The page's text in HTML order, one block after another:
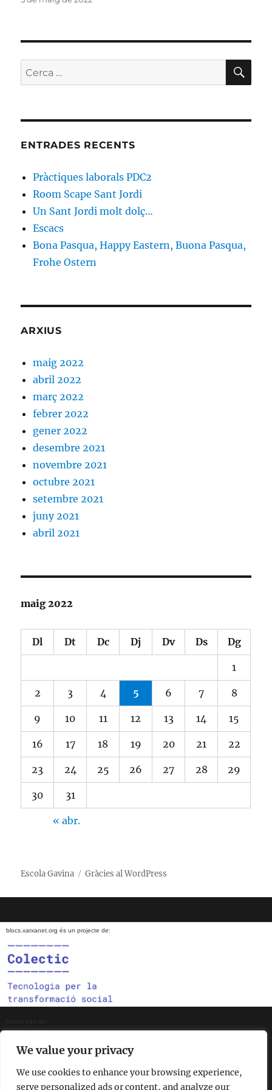
We value your privacy
We use cookies to enhance your browsing experience,
serve personalized ads or content, and analyze our
Cerca:
ENTRADES RECENTS
Pràctiques laborals PDC2
Room Scape Sant Jordi
Un Sant Jordi molt dolç…
Escacs
Bona Pasqua, Happy Eastern, Buona Pasqua,
Frohe Ostern
ARXIUS
maig 2022
abril 2022
març 2022
febrer 2022
gener 2022
desembre 2021
novembre 2021
octubre 2021
setembre 2021
juny 2021
abril 2021
maig 2022
Dl Dt Dc Dj Dv Ds Dg
1
2 3 4 5 6 7 8
9 10 11 12 13 14 15
16 17 18 19 20 21 22
23 24 25 26 27 28 29
30 31
« abr.
Escola Gavina Gràcies al WordPress
blocs.xarxanet.org és un projecte de:
En col·laboració amb: